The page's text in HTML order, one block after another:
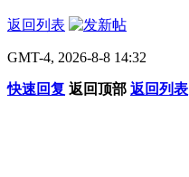
返回列表
GMT-4, 2026-8-8 14:32
快速回复 返回顶部 返回列表